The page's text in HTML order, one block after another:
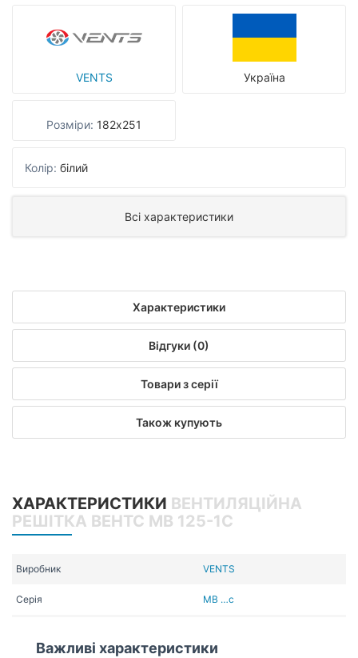
VENTS Україна
Розміри: 182х251
Колір: білий
Всі характеристики
Характеристики
Відгуки (0)
Товари з серії
Також купують
ХАРАКТЕРИСТИКИ ВЕНТИЛЯЦІЙНА
РЕШІТКА ВЕНТС МВ 125-1С
Виробник VENTS
Серія МВ …с
Важливі характеристики